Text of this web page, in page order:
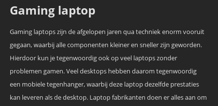
Gaming laptop
Gaming laptops zijn de afgelopen jaren qua techniek enorm vooruit
gegaan, waarbij alle componenten kleiner en sneller zijn geworden.
Hierdoor kun je tegenwoordig ook op veel laptops zonder
problemen gamen. Veel desktops hebben daarom tegenwoordig
een mobiele tegenhanger, waarbij deze laptop dezelfde prestaties
kan leveren als de desktop. Laptop fabrikanten doen er alles aan om